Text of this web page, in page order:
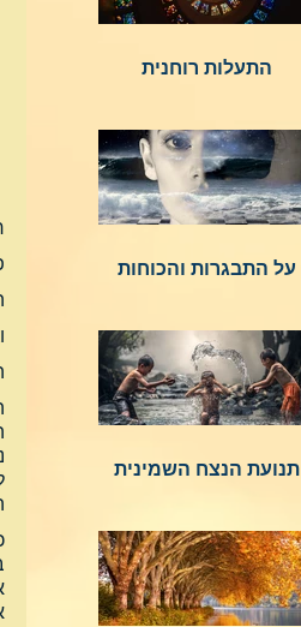
התעלות רוחנית
על התבגרות והכוחות
תנועת הנצח השמינית